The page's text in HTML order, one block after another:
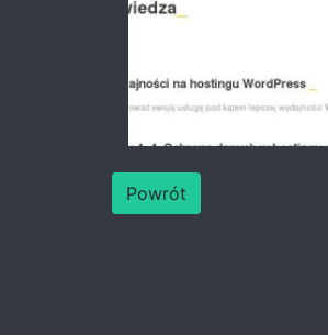
Powrót